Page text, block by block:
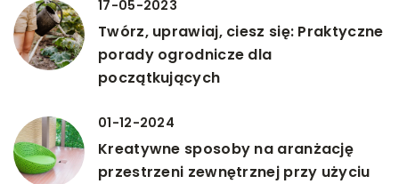
17-05-2023
Twórz, uprawiaj, ciesz się: Praktyczne
porady ogrodnicze dla
początkujących
01-12-2024
Kreatywne sposoby na aranżację
przestrzeni zewnętrznej przy użyciu